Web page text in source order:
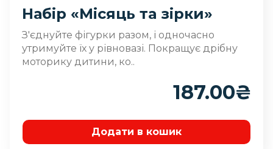
Набір «Місяць та зірки»
З'єднуйте фігурки разом, і одночасно
утримуйте їх у рівновазі. Покращує дрібну
моторику дитини, ко..
187.00₴
Додати в кошик